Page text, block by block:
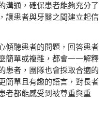
溝通，確保患者能夠充分了
讓患者與牙醫之間建立起信
傾聽患者的問題，回答患者
簡單或複雜，都會一一解釋
患者，團隊也會採取合適的
簡單且有趣的語言，對長者
者都能感受到被尊重與重